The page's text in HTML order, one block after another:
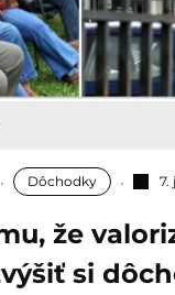
Dôchodky 7.
že
si